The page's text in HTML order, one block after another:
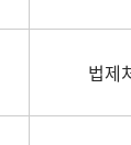
법제